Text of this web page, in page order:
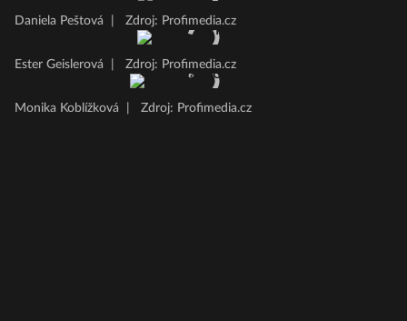
Daniela Peštová Zdroj: Profimedia.cz
Ester Geislerová Zdroj: Profimedia.cz
Monika Koblížková Zdroj: Profimedia.cz